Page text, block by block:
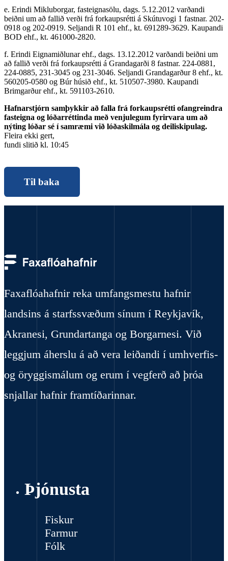
e. Erindi Mikluborgar, fasteignasölu, dags. 5.12.2012 varðandi
beiðni um að fallið verði frá forkaupsrétti á Skútuvogi 1 fastnar. 202-
0918 og 202-0919. Seljandi R 101 ehf., kt. 691289-3629. Kaupandi
BOD ehf., kt. 461000-2820.
f. Erindi Eignamiðlunar ehf., dags. 13.12.2012 varðandi beiðni um
að fallið verði frá forkaupsrétti á Grandagarði 8 fastnar. 224-0881,
224-0885, 231-3045 og 231-3046. Seljandi Grandagarður 8 ehf., kt.
560205-0580 og Búr húsið ehf., kt. 510507-3980. Kaupandi
Brimgarður ehf., kt. 591103-2610.
Hafnarstjórn samþykkir að falla frá forkaupsrétti ofangreindra
fasteigna og lóðarréttinda með venjulegum fyrirvara um að
nýting lóðar sé í samræmi við lóðaskilmála og deiliskipulag.
Fleira ekki gert,
fundi slitið kl. 10:45
Til baka
Faxaflóahafnir reka umfangsmestu hafnir
landsins á starfssvæðum sínum í Reykjavík,
Akranesi, Grundartanga og Borgarnesi. Við
leggjum áherslu á að vera leiðandi í umhverfis-
og öryggismálum og erum í vegferð að þróa
snjallar hafnir framtíðarinnar.
Þjónusta
Fiskur
Farmur
Fólk